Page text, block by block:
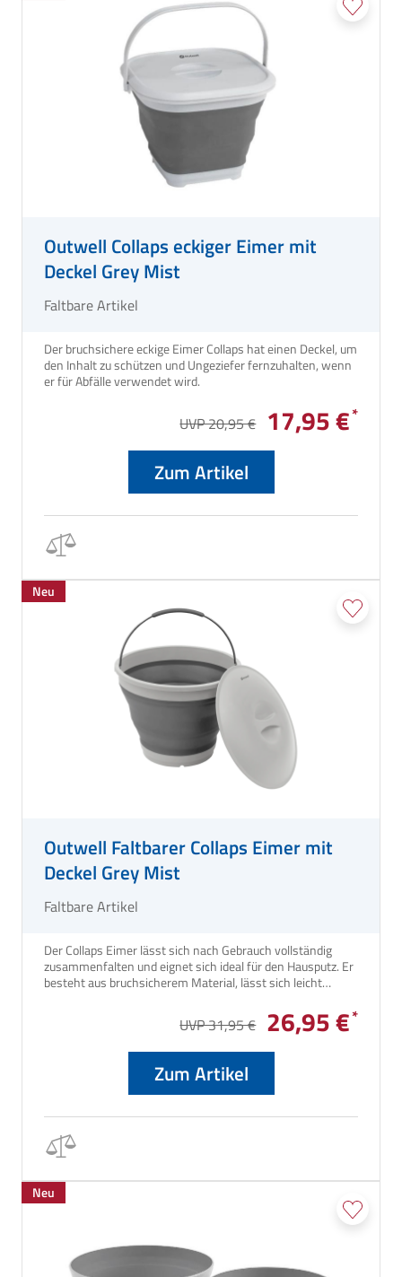
Outwell Collaps eckiger Eimer mit
Deckel Grey Mist
Faltbare Artikel
Der bruchsichere eckige Eimer Collaps hat einen Deckel, um
den Inhalt zu schützen und Ungeziefer fernzuhalten, wenn
UVP 20,95 € 17,95 €
Zum Artikel
Neu
Outwell Faltbarer Collaps Eimer mit
Deckel Grey Mist
Faltbare Artikel
Der Collaps Eimer lässt sich nach Gebrauch vollständig
zusammenfalten und eignet sich ideal für den Hausputz. Er
besteht aus bruchsicherem Material, lässt sich leicht
UVP 31,95 € 26,95 €
Zum Artikel
Neu